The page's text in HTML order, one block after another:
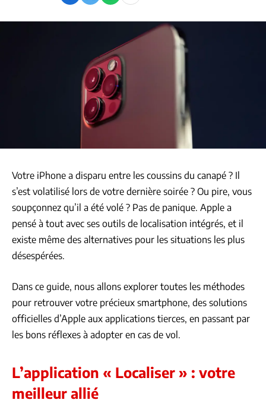
Votre iPhone a disparu entre les coussins du canapé ? Il
s’est volatilisé lors de votre dernière soirée ? Ou pire, vous
soupçonnez qu’il a été volé ? Pas de panique. Apple a
pensé à tout avec ses outils de localisation intégrés, et il
existe même des alternatives pour les situations les plus
désespérées.
Dans ce guide, nous allons explorer toutes les méthodes
pour retrouver votre précieux smartphone, des solutions
officielles d’Apple aux applications tierces, en passant par
les bons réflexes à adopter en cas de vol.
L’application « Localiser » : votre
meilleur allié